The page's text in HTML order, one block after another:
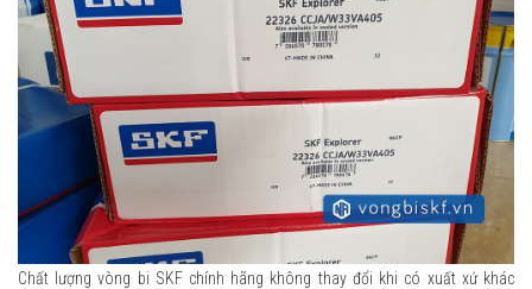
Chất lượng vòng bi SKF chính hãng không thay đổi khi có xuất xứ khác